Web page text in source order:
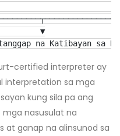
▼
certified interpreter ay
interpretation sa mga
kung sila pa ang
nasusulat na
at ganap na alinsunod sa